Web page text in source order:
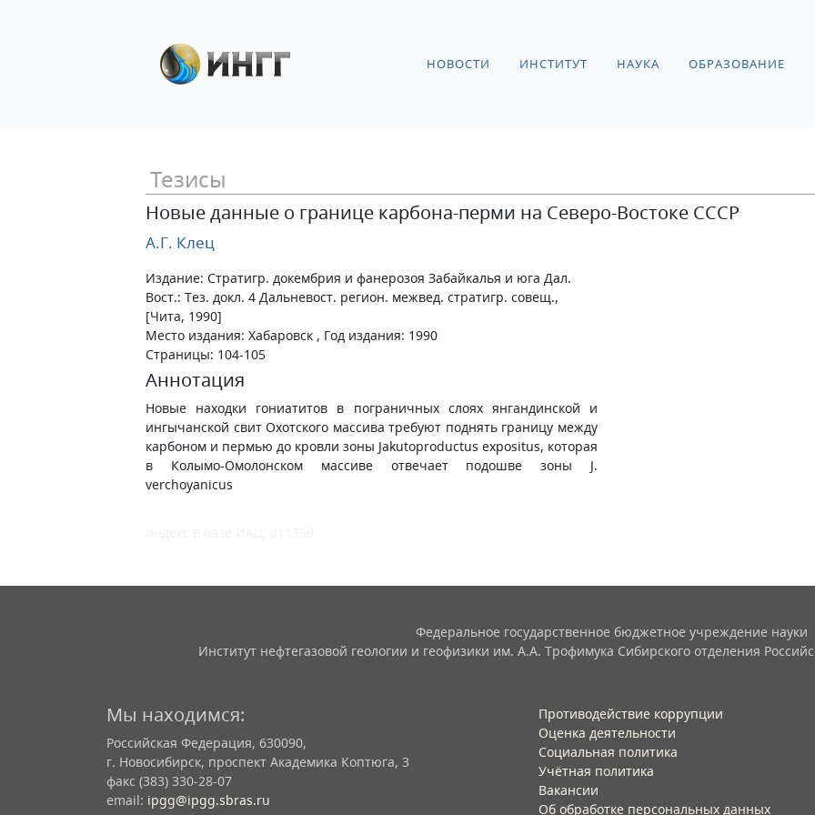
НОВОСТИ ИНСТИТУТ НАУКА ОБРАЗОВАНИЕ
Тезисы
Новые данные о границе карбона-перми на Северо-Востоке СССР
А.Г. Клец
Издание: Стратигр. докембрия и фанерозоя Забайкалья и юга Дал.
Вост.: Тез. докл. 4 Дальневост. регион. межвед. стратигр. совещ.,
[Чита, 1990]
Место издания: Хабаровск , Год издания: 1990
Страницы: 104-105
Аннотация
Новые находки гониатитов в пограничных слоях янгандинской и
ингычанской свит Охотского массива требуют поднять границу между
карбоном и пермью до кровли зоны Jakutoproductus expositus, которая
в Колымо-Омолонском массиве отвечает подошве зоны J.
verchoyanicus
Федеральное государственное бюджетное учреждение науки
Институт нефтегазовой геологии и геофизики им. А.А. Трофимука Сибирского отделения
Мы находимся:
Российская Федерация, 630090,
г. Новосибирск, проспект Академика Коптюга, 3
факс (383) 330-28-07
email: ipgg@ipgg.sbras.ru
Противодействие коррупции
Оценка деятельности
Социальная политика
Учётная политика​
Вакансии​
Об обработке персональных данных​